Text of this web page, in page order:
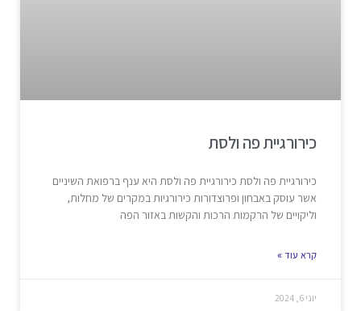
כירורגיית פה ולסת
כירורגיית פה ולסת כירורגיית פה ולסת היא ענף ברפואת השיניים
אשר עוסק באבחון ופרוצדורות כירורגיות במקרים של מחלות,
וליקויים של הרקמות הרכות והקשות באזור הפה
קרא עוד »
יוני 6, 2024